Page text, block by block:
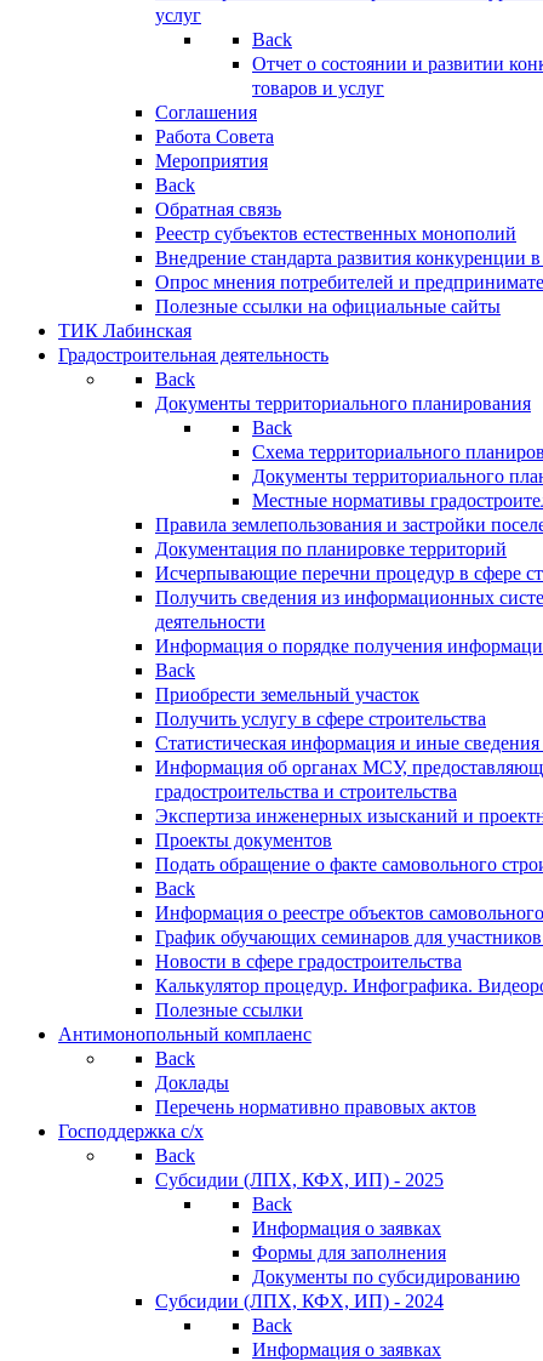
услуг
Back
Отчет о состоянии и развитии
товаров и услуг
Соглашения
Работа Совета
Мероприятия
Back
Обратная связь
Реестр субъектов естественных монополий
Внедрение стандарта развития конкуренции
Опрос мнения потребителей и
Полезные ссылки на официальные сайты
ТИК Лабинская
Градостроительная деятельность
Back
Документы территориального планирования
Back
Схема территориального
Документы территориального
Местные нормативы
Правила землепользования и застройки
Документация по планировке территорий
Исчерпывающие перечни процедур в сфере
Получить сведения из информационных
деятельности
Информация о порядке получения
Back
Приобрести земельный участок
Получить услугу в сфере строительства
Статистическая информация и иные сведения
Информация об органах МСУ,
градостроительства и строительства
Экспертиза инженерных изысканий и
Проекты документов
Подать обращение о факте самовольного
Back
Информация о реестре объектов
График обучающих семинаров для участников
Новости в сфере градостроительства
Калькулятор процедур. Инфографика.
Полезные ссылки
Антимонопольный комплаенс
Back
Доклады
Перечень нормативно правовых актов
Господдержка с/х
Back
Субсидии (ЛПХ, КФХ, ИП) - 2025
Back
Информация о заявках
Формы для заполнения
Документы по субсидированию
Субсидии (ЛПХ, КФХ, ИП) - 2024
Back
Информация о заявках